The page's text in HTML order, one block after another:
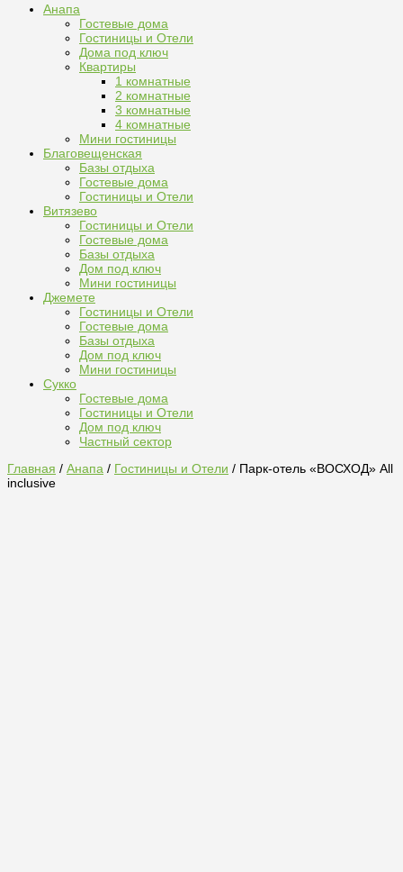
Анапа
Гостевые дома
Гостиницы и Отели
Дома под ключ
Квартиры
1 комнатные
2 комнатные
3 комнатные
4 комнатные
Мини гостиницы
Благовещенская
Базы отдыха
Гостевые дома
Гостиницы и Отели
Витязево
Гостиницы и Отели
Гостевые дома
Базы отдыха
Дом под ключ
Мини гостиницы
Джемете
Гостиницы и Отели
Гостевые дома
Базы отдыха
Дом под ключ
Мини гостиницы
Сукко
Гостевые дома
Гостиницы и Отели
Дом под ключ
Частный сектор
Главная / Анапа / Гостиницы и Отели / Парк-отель «ВОСХОД» All
inclusive